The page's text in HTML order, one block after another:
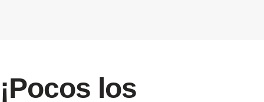
¡Pocos los